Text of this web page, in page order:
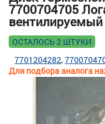
7700704705
ОСТАЛОСЬ 2 ШТУКИ
Для подбора аналога
7701204282